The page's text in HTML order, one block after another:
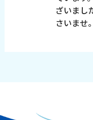
ざいまし
さいませ。